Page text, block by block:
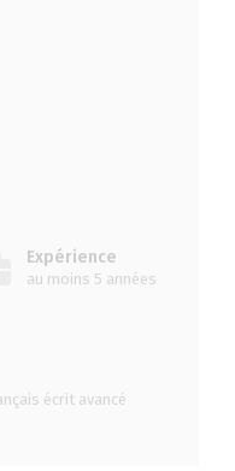
Expérience
au moins 5 années
écrit avancé